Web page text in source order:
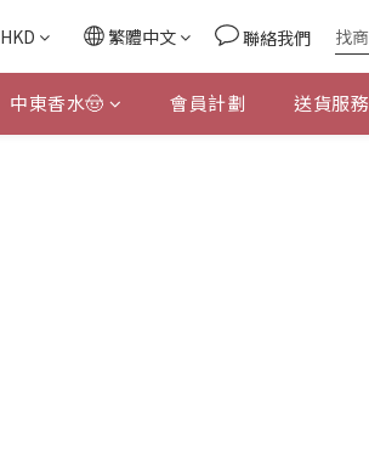
HKD 繁體中文 聯絡我們
中東香水🤠 會員計劃 送貨服務